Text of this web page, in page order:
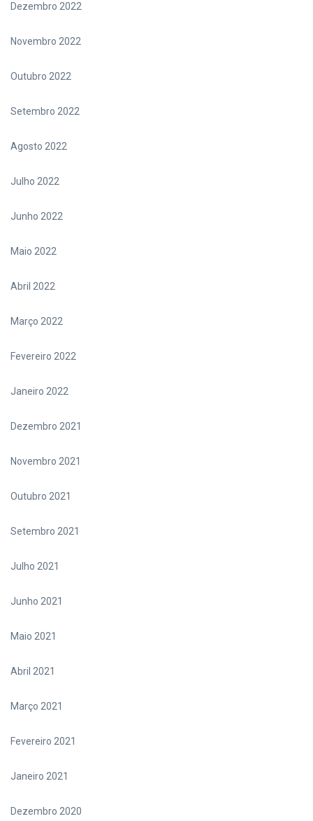
Dezembro 2022
Novembro 2022
Outubro 2022
Setembro 2022
Agosto 2022
Julho 2022
Junho 2022
Maio 2022
Abril 2022
Março 2022
Fevereiro 2022
Janeiro 2022
Dezembro 2021
Novembro 2021
Outubro 2021
Setembro 2021
Julho 2021
Junho 2021
Maio 2021
Abril 2021
Março 2021
Fevereiro 2021
Janeiro 2021
Dezembro 2020